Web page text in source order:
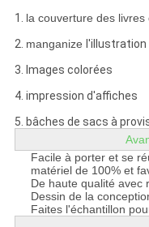
1. la couverture des
2. manganize l'illustration
3. Images colorées
4. impression d'affiches
5. bâches de sacs à
Facile à porter et se
matériel de 100% et
De haute qualité avec
Dessin de la
Faites l'échantillon